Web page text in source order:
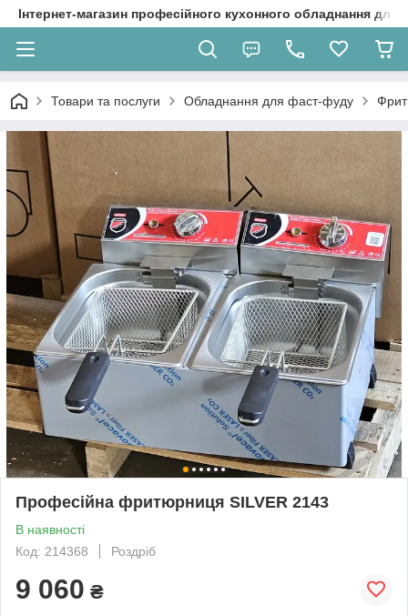
Інтернет-магазин професійного кухонного обладнання
Товари та послуги Обладнання для фаст-фуду
Професійна фритюрниця SILVER 2143
В наявності
Код: 214368
Роздріб
9 060 ₴